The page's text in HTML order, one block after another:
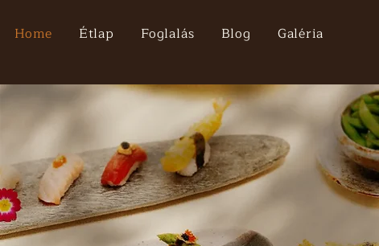
Home Étlap Foglalás Blog Galéria